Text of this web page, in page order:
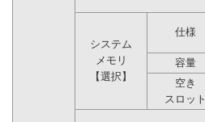
システム
メモリ
【選択】
仕様
容量
空き
スロット